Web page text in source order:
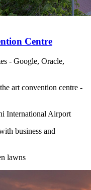
Centre
- Google, Oracle,
art convention centre -
International Airport
business and
lawns